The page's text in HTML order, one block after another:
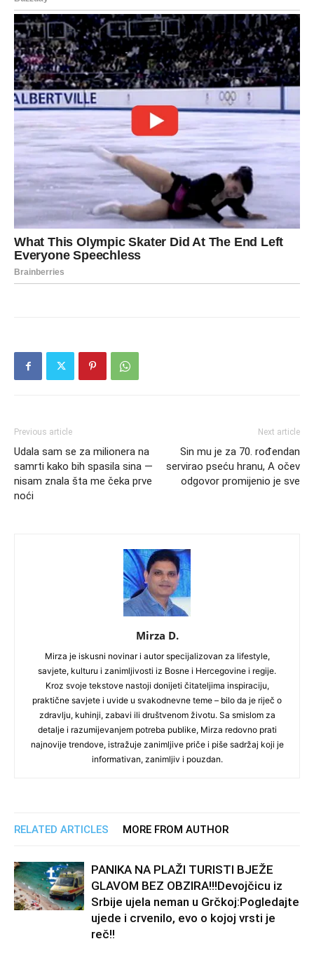
Previous article
Udala sam se za milionera na
samrti kako bih spasila sina —
nisam znala šta me čeka prve
noći
Next article
Sin mu je za 70. rođendan
servirao pseću hranu, A očev
odgovor promijenio je sve
Mirza D.
Mirza je iskusni novinar i autor specijalizovan za lifestyle,
savjete, kulturu i zanimljivosti iz Bosne i Hercegovine i regije.
Kroz svoje tekstove nastoji donijeti čitateljima inspiraciju,
praktične savjete i uvide u svakodnevne teme – bilo da je riječ o
zdravlju, kuhinji, zabavi ili društvenom životu. Sa smislom za
detalje i razumijevanjem potreba publike, Mirza redovno prati
najnovije trendove, istražuje zanimljive priče i piše sadržaj koji je
informativan, zanimljiv i pouzdan.
RELATED ARTICLES MORE FROM AUTHOR
PANIKA NA PLAŽI TURISTI BJEŽE
GLAVOM BEZ OBZIRA!!!Devojčicu iz
Srbije ujela neman u Grčkoj:Pogledajte
ujede i crvenilo, evo o kojoj vrsti je
reč!!